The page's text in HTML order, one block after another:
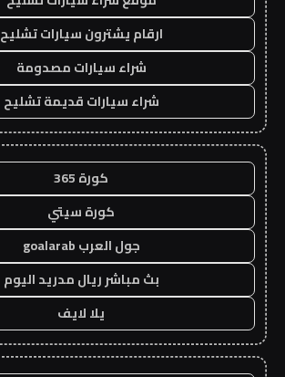
ارقام يشترون سيارات تشليح
شراء سيارات مصدومة
شراء سيارات قديمة تشليح
كورة 365
كورة سيتي
جول العرب goalarab
بث مباشر ريال مدريد اليوم
يلا لايف